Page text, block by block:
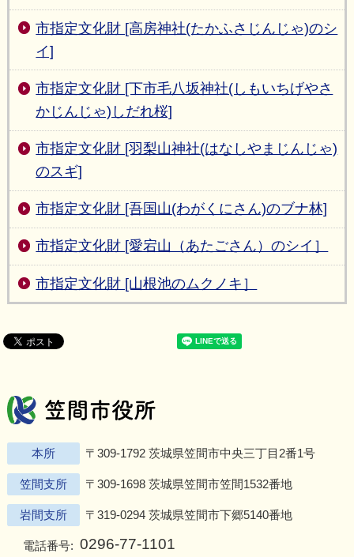
市指定文化財 [高房神社(たかふさじんじゃ)のシ
イ]
市指定文化財 [下市毛八坂神社(しもいちげやさ
かじんじゃ)しだれ桜]
市指定文化財 [羽梨山神社(はなしやまじんじゃ)
のスギ]
市指定文化財 [吾国山(わがくにさん)のブナ林]
市指定文化財 [愛宕山（あたごさん）のシイ］
市指定文化財 [山根池のムクノキ］
本所 〒309-1792 茨城県笠間市中央三丁目2番1号
笠間支所 〒309-1698 茨城県笠間市笠間1532番地
岩間支所 〒319-0294 茨城県笠間市下郷5140番地
電話番号: 0296-77-1101